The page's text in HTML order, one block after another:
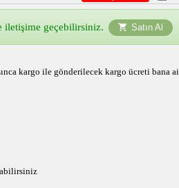
iletişime geçebilirsiniz. Satın Al
kargo ile gönderilecek kargo ücreti bana